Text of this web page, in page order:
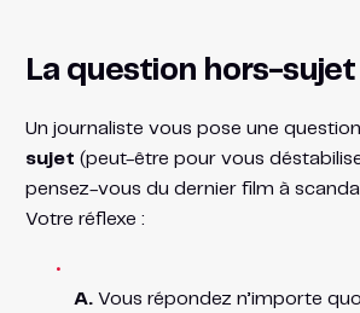
La question hors-sujet
Un journaliste vous pose une question
sujet (peut-être pour vous
pensez-vous du dernier film à
Votre réflexe :
A.Vous répondez n’importe